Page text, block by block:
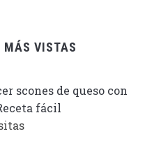
MÁS VISTAS
scones de queso con
fácil